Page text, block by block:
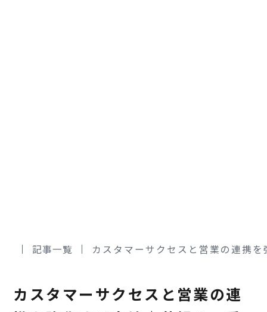
記事一覧 カスタマーサクセスと営業の連携
カスタマーサクセスと営業の連